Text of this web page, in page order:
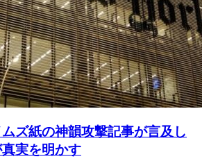
ズ紙の神韻攻撃記事が言及し
実を明かす